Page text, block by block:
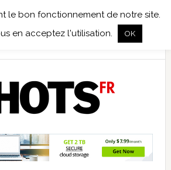
le bon fonctionnement de notre site.
en acceptez l'utilisation.
OK